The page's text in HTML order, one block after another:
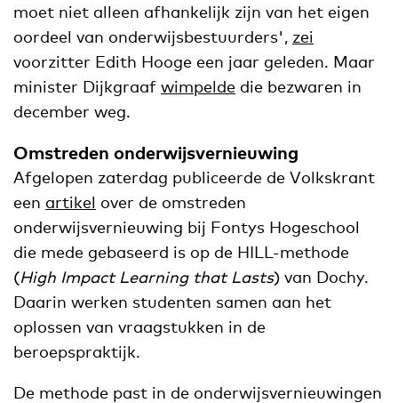
moet niet alleen afhankelijk zijn van het eigen
oordeel van onderwijsbestuurders', zei
voorzitter Edith Hooge een jaar geleden. Maar
minister Dijkgraaf wimpelde die bezwaren in
december weg.
Omstreden onderwijsvernieuwing
Afgelopen zaterdag publiceerde de Volkskrant
een artikel over de omstreden
onderwijsvernieuwing bij Fontys Hogeschool
die mede gebaseerd is op de HILL-methode
(High Impact Learning that Lasts) van Dochy.
Daarin werken studenten samen aan het
oplossen van vraagstukken in de
beroepspraktijk.
De methode past in de onderwijsvernieuwingen